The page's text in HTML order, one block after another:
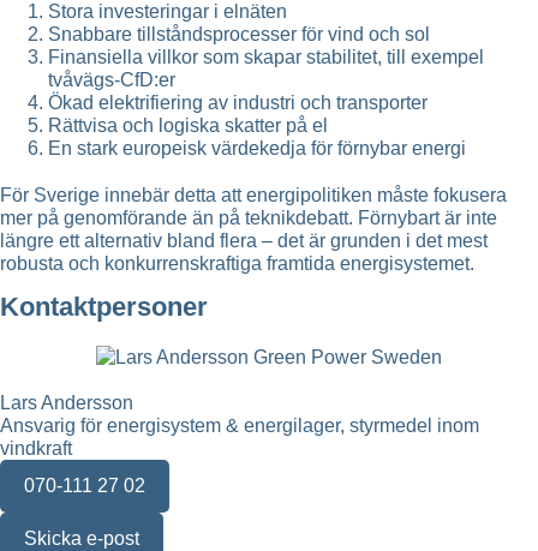
Stora investeringar i elnäten
Snabbare tillståndsprocesser för vind och sol
Finansiella villkor som skapar stabilitet, till exempel
tvåvägs-CfD:er
Ökad elektrifiering av industri och transporter
Rättvisa och logiska skatter på el
En stark europeisk värdekedja för förnybar energi
För Sverige innebär detta att energipolitiken måste fokusera
mer på genomförande än på teknikdebatt. Förnybart är inte
längre ett alternativ bland flera – det är grunden i det mest
robusta och konkurrenskraftiga framtida energisystemet.
Kontaktpersoner
Lars Andersson
Ansvarig för energisystem & energilager, styrmedel inom
vindkraft
070-111 27 02
Skicka e-post